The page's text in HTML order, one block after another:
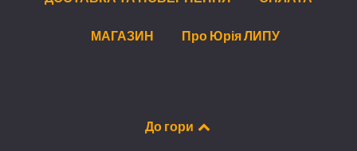
МАГАЗИН Про Юрія ЛИПУ
До гори